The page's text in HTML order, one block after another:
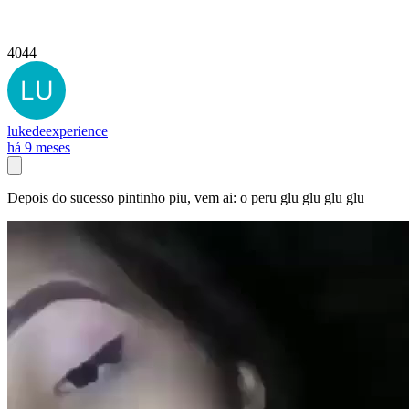
4044
lukedeexperience
há 9 meses
Depois do sucesso pintinho piu, vem ai: o peru glu glu glu glu